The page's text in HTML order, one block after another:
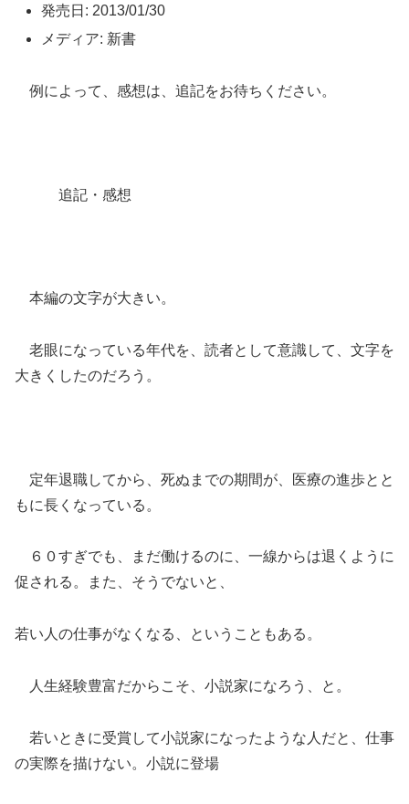
発売日: 2013/01/30
メディア: 新書
例によって、感想は、追記をお待ちください。
追記・感想
本編の文字が大きい。
老眼になっている年代を、読者として意識して、文字を
大きくしたのだろう。
定年退職してから、死ぬまでの期間が、医療の進歩とと
もに長くなっている。
６０すぎでも、まだ働けるのに、一線からは退くように
促される。また、そうでないと、
若い人の仕事がなくなる、ということもある。
人生経験豊富だからこそ、小説家になろう、と。
若いときに受賞して小説家になったような人だと、仕事
の実際を描けない。小説に登場